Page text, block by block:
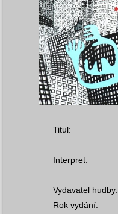
Titul:
Interpret:
Vydavatel hudby:
Rok vydání: